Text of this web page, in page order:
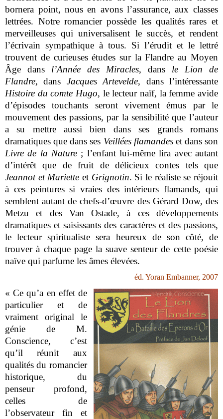
bornera point, nous en avons l’assurance, aux classes
lettrées. Notre romancier possède les qualités rares et
merveilleuses qui universalisent le succès, et rendent
l’écrivain sympathique à tous. Si l’érudit et le lettré
trouvent de curieuses études sur la Flandre au Moyen
Âge dans
l’Année des Miracles, dans
le Lion de
Flandre, dans Jacques Artevelde, dans l’intéressante
Histoire du comte Hugo, le lecteur naïf, la femme avide
d’épisodes touchants seront vivement émus par le
mouvement des passions, par la sensibilité que l’auteur
a su mettre aussi bien dans ses grands romans
dramatiques que dans ses Veillées flamandes et dans son
Livre de la Nature ; l’enfant lui-même lira avec autant
d’intérêt que de fruit de délicieux contes tels que
Jeannot et Mariette et Grignotin. Si le réaliste se réjouit
à ces peintures si vraies des intérieurs flamands, qui
semblent autant de chefs-d’œuvre des Gérard Dow, des
Metzu et des Van Ostade, à ces développements
dramatiques et saisissants des caractères et des passions,
le lecteur spiritualiste sera heureux de son côté, de
trouver à chaque page la suave senteur de cette poésie
naïve qui parfume les âmes élevées.
éd. Yoran Embanner, 2007
« Ce qu’a en effet de
particulier et de
vraiment original le
génie de M.
Conscience, c’est
qu’il réunit aux
qualités du romancier
historique, du
penseur profond,
celles de
l’observateur fin et